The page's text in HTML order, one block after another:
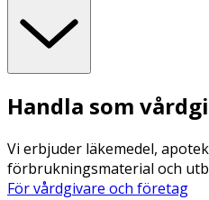
Handla som
Vi erbjuder läkemedel,
förbrukningsmaterial och
För vårdgivare och företag